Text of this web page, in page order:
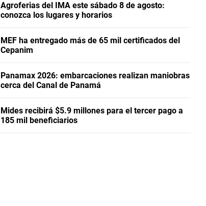
Agroferias del IMA este sábado 8 de agosto:
conozca los lugares y horarios
MEF ha entregado más de 65 mil certificados del
Cepanim
Panamax 2026: embarcaciones realizan maniobras
cerca del Canal de Panamá
Mides recibirá $5.9 millones para el tercer pago a
185 mil beneficiarios